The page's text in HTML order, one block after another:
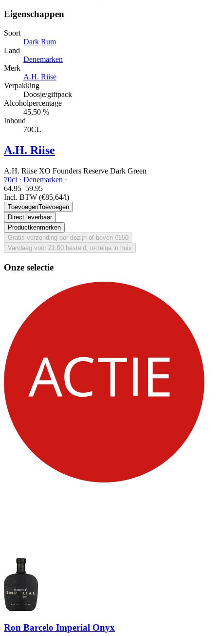
Eigenschappen
Soort
Dark Rum
Land
Denemarken
Merk
A.H. Riise
Verpakking
Doosje/giftpack
Alcoholpercentage
45,50 %
Inhoud
70CL
A.H. Riise
A.H. Riise XO Founders Reserve Dark Green
70cl · Denemarken ·
64.95 59.95
Incl. BTW (€85,64/l)
ToevoegenToevoegen
Direct leverbaar
Productkenmerken
Gratis verzending per dozijn of boven €150
Vandaag voor 21:00 besteld, пятніца in huis
Onze selectie
Ron Barcelo Imperial Onyx